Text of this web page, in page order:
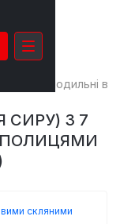
Холодильні
СИРУ) З 7